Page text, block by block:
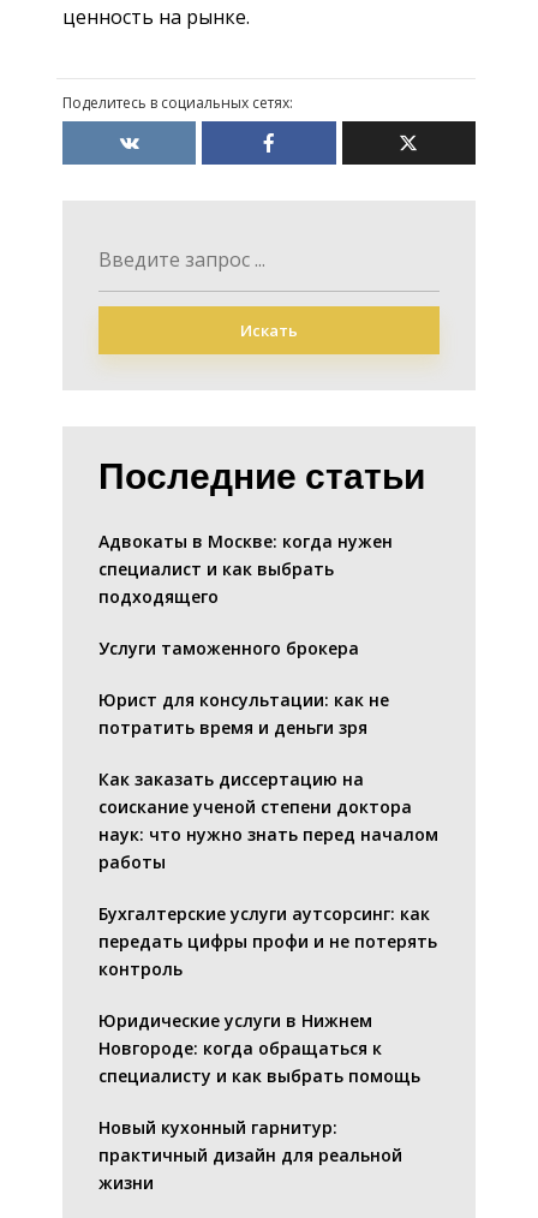
ценность на рынке.
Поделитесь в социальных сетях:
Искать
Последние статьи
Адвокаты в Москве: когда нужен
специалист и как выбрать
подходящего
Услуги таможенного брокера
Юрист для консультации: как не
потратить время и деньги зря
Как заказать диссертацию на
соискание ученой степени доктора
наук: что нужно знать перед началом
работы
Бухгалтерские услуги аутсорсинг: как
передать цифры профи и не потерять
контроль
Юридические услуги в Нижнем
Новгороде: когда обращаться к
специалисту и как выбрать помощь
Новый кухонный гарнитур:
практичный дизайн для реальной
жизни